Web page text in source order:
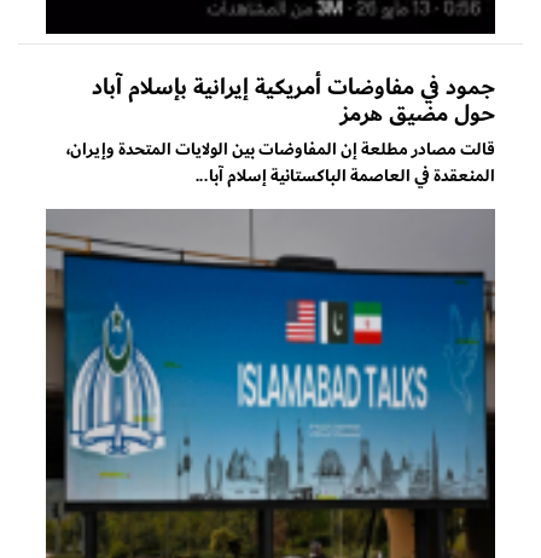
جمود في مفاوضات أمريكية إيرانية بإسلام آباد
حول مضيق هرمز
قالت مصادر مطلعة إن المفاوضات بين الولايات المتحدة وإيران،
المنعقدة في العاصمة الباكستانية إسلام آبا...